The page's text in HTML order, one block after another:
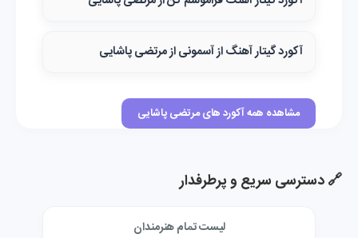
آکورد گیتار آهنگ از آسمونی از مرتضی پاشایی
مشاهده همه آکورد های مرتضی پاشایی
🔗 دسترسی سریع و پرطرفدار
لیست تمام هنرمندان